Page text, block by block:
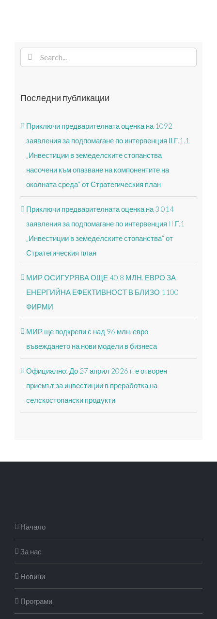
Search
for:
Последни публикации
Приключи предварителната оценка на 1092
заявления за подпомагане по интервенция ІІ.Г.1.1
„Инвестиции в земеделските стопанства
насочени към опазване на компонентите на
околната среда“ от Стратегическия план
Приключи предварителната оценка на 3 014
заявления за подпомагане по интервенция II.Г.1
„Инвестиции в земеделските стопанства“ от
Стратегическия план
МИР ОСИГУРЯВА ОЩЕ 40,8 МЛН. ЕВРО ЗА
ЕНЕРГИЙНА ЕФЕКТИВНОСТ В БЛИЗО 1100
ФИРМИ
МИР ще подкрепи с над 96 млн. евро
въвеждането на нови модели в бизнеса
Официално: До 27 април 2026 г. е отворен
приемът за инвестиции в преработка на
селскостопански продукти
Начало
За нас
Новини
Програми